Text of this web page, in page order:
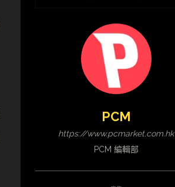
PCM
https://www.pcmarket.com.hk
PCM 編輯部